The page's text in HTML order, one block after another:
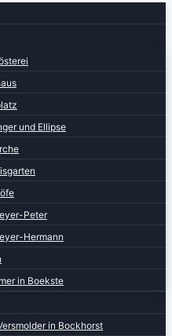
und Ellipse
Peter
Hermann
in Boekste
in Bockhorst